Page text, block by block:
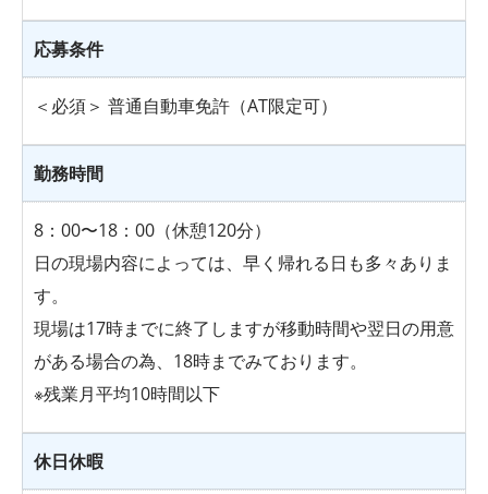
応募条件
＜必須＞ 普通自動車免許（AT限定可）
勤務時間
8：00〜18：00（休憩120分）
日の現場内容によっては、早く帰れる日も多々ありま
す。
現場は17時までに終了しますが移動時間や翌日の用意
がある場合の為、18時までみております。
※残業月平均10時間以下
休日休暇